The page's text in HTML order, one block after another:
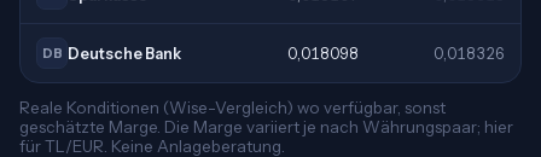
DB Deutsche Bank 0,018098 0,018326
Reale Konditionen (Wise-Vergleich) wo verfügbar, sonst
geschätzte Marge. Die Marge variiert je nach Währungspaar; hier
für TL/EUR. Keine Anlageberatung.